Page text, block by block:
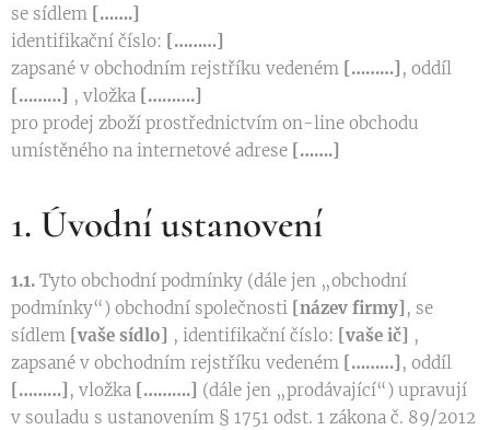
se sídlem […….]
identifikační číslo: [………]
zapsané v obchodním rejstříku vedeném [………] , oddíl
[………] , vložka [……….]
pro prodej zboží prostřednictvím on-line obchodu
umístěného na internetové adrese […….]
1. Úvodní ustanovení
1.1. Tyto obchodní podmínky (dále jen „obchodní
podmínky“) obchodní společnosti [název firmy] , se
sídlem [vaše sídlo] , identifikační číslo: [vaše ič] ,
zapsané v obchodním rejstříku vedeném [………] , oddíl
[………] , vložka [……….] (dále jen „prodávající“) upravují
v souladu s ustanovením § 1751 odst. 1 zákona č. 89/2012